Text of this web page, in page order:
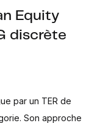
Equity
discrète
par un TER de
Son approche